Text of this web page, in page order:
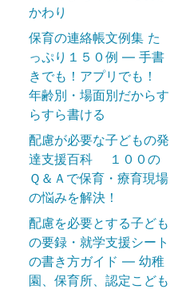
かわり
保育の連絡帳文例集 た
っぷり１５０例 ― 手書
きでも！アプリでも！
年齢別・場面別だからす
らすら書ける
配慮が必要な子どもの発
達支援百科 １００の
Ｑ＆Ａで保育・療育現場
の悩みを解決！
配慮を必要とする子ども
の要録・就学支援シート
の書き方ガイド ― 幼稚
園、保育所、認定こども